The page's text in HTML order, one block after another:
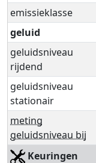
emissieklasse
geluid
geluidsniveau
rijdend
geluidsniveau
stationair
meting
geluidsniveau bij
Keuringen